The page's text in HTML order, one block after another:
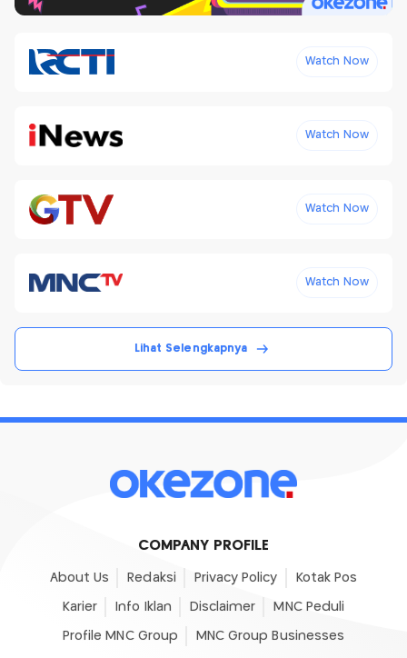
Watch Now
Watch Now
Watch Now
Watch Now
Lihat Selengkapnya
COMPANY PROFILE
About Us Redaksi Privacy Policy Kotak Pos
Karier Info Iklan Disclaimer MNC Peduli
Profile MNC Group MNC Group Businesses